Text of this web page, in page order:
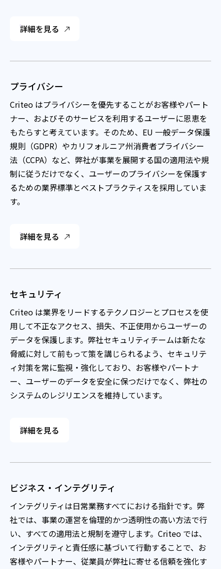
詳細を見る
プライバシー
Criteo はプライバシーを優先することがお客様やパート
ナー、およびそのサービスを利用するユーザーに恩恵を
もたらすと考えています。そのため、EU 一般データ保護
規則（GDPR）やカリフォルニア州消費者プライバシー
法（CCPA）など、弊社が事業を展開する国の適用法や規
制に従うだけでなく、ユーザーのプライバシーを保護す
るための業界標準とベストプラクティスを採用していま
す。
詳細を見る
セキュリティ
Criteo は業界をリードするテクノロジーとプロセスを使
用して不正なアクセス、損失、不正使用からユーザーの
データを保護します。弊社セキュリティチームは新たな
脅威に対して前もって策を講じられるよう、セキュリテ
ィ対策を常に監視・強化しており、お客様やパートナ
ー、ユーザーのデータを安全に保つだけでなく、弊社の
システムのレジリエンスを維持しています。
詳細を見る
ビジネス・インテグリティ
インテグリティは日常業務すべてにおける指針です。弊
社では、事業の運営を倫理的かつ透明性の高い方法で行
い、すべての適用法と規制を遵守します。Criteo では、
インテグリティと責任感に基づいて行動することで、お
客様やパートナー、従業員が弊社に寄せる信頼を強化す